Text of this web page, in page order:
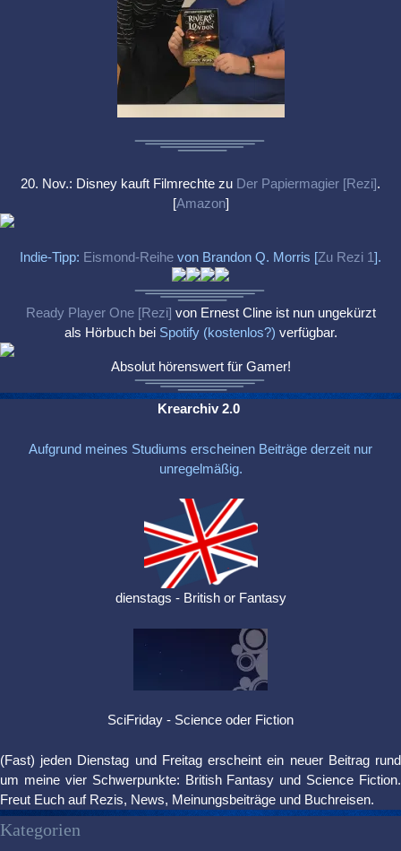
20. Nov.: Disney kauft Filmrechte zu Der Papiermagier [Rezi].
[Amazon]
Indie-Tipp: Eismond-Reihe von Brandon Q. Morris [Zu Rezi 1].
Ready Player One [Rezi] von Ernest Cline ist nun ungekürzt
als Hörbuch bei Spotify (kostenlos?) verfügbar.
Absolut hörenswert für Gamer!
Krearchiv 2.0
Aufgrund meines Studiums erscheinen Beiträge derzeit nur
unregelmäßig.
dienstags - British or Fantasy
SciFriday - Science oder Fiction
(Fast) jeden Dienstag und Freitag erscheint ein neuer Beitrag rund
um meine vier Schwerpunkte: British Fantasy und Science Fiction.
Freut Euch auf Rezis, News, Meinungsbeiträge und Buchreisen.
Kategorien